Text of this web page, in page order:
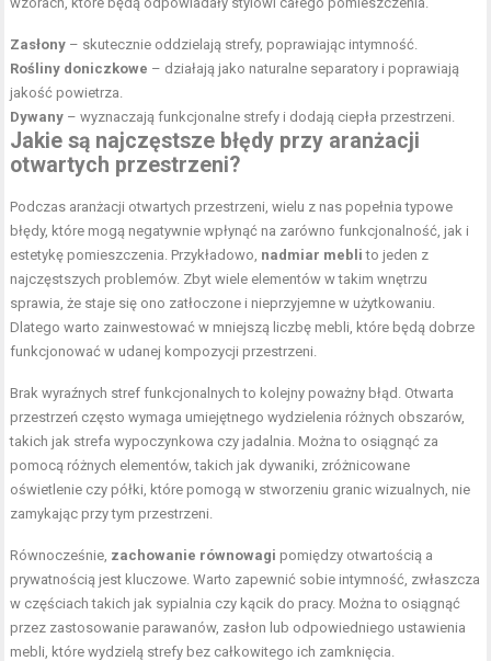
Zasłony – skutecznie oddzielają strefy, poprawiając intymność.
Rośliny doniczkowe – działają jako naturalne separatory i poprawiają
jakość powietrza.
Dywany – wyznaczają funkcjonalne strefy i dodają ciepła przestrzeni.
Jakie są najczęstsze błędy przy aranżacji
otwartych przestrzeni?
Podczas aranżacji otwartych przestrzeni, wielu z nas popełnia typowe
błędy, które mogą negatywnie wpłynąć na zarówno funkcjonalność, jak i
estetykę pomieszczenia. Przykładowo, nadmiar mebli to jeden z
najczęstszych problemów. Zbyt wiele elementów w takim wnętrzu
sprawia, że staje się ono zatłoczone i nieprzyjemne w użytkowaniu.
Dlatego warto zainwestować w mniejszą liczbę mebli, które będą dobrze
funkcjonować w udanej kompozycji przestrzeni.
Brak wyraźnych stref funkcjonalnych to kolejny poważny błąd. Otwarta
przestrzeń często wymaga umiejętnego wydzielenia różnych obszarów,
takich jak strefa wypoczynkowa czy jadalnia. Można to osiągnąć za
pomocą różnych elementów, takich jak dywaniki, zróżnicowane
oświetlenie czy półki, które pomogą w stworzeniu granic wizualnych, nie
zamykając przy tym przestrzeni.
Równocześnie, zachowanie równowagi pomiędzy otwartością a
prywatnością jest kluczowe. Warto zapewnić sobie intymność, zwłaszcza
w częściach takich jak sypialnia czy kącik do pracy. Można to osiągnąć
przez zastosowanie parawanów, zasłon lub odpowiedniego ustawienia
mebli, które wydzielą strefy bez całkowitego ich zamknięcia.